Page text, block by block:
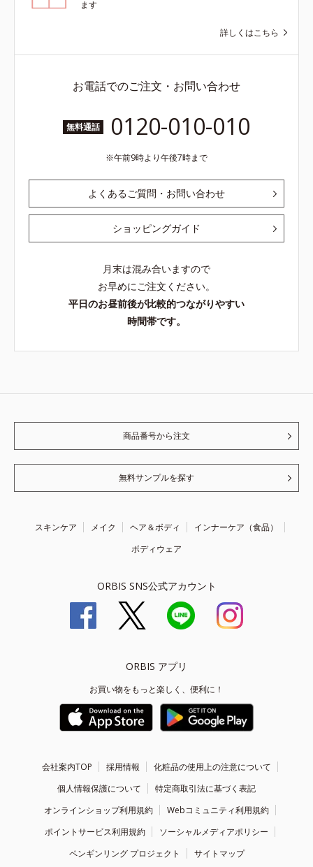
ます
詳しくはこちら
お電話でのご注文・お問い合わせ
無料通話 0120-010-010
午前9時より午後7時まで
よくあるご質問・お問い合わせ
ショッピングガイド
月末は混み合いますので
お早めにご注文ください。
平日のお昼前後が比較的つながりやすい
時間帯です。
商品番号から注文
無料サンプルを探す
スキンケア メイク ヘア＆ボディ
インナーケア（食品）
ボディウェア
ORBIS SNS公式アカウント
ORBIS アプリ
お買い物をもっと楽しく、便利に！
会社案内TOP 採用情報
化粧品の使用上の注意について
個人情報保護について
特定商取引法に基づく表記
オンラインショップ利用規約
Webコミュニティ利用規約
ポイントサービス利用規約
ソーシャルメディアポリシー
ペンギンリング プロジェクト
サイトマップ